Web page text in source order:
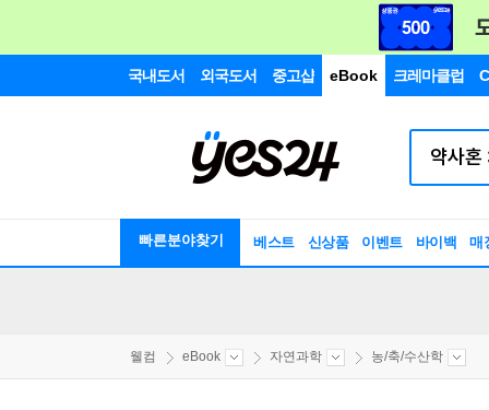
국내도서 외국도서 중고샵 eBook 크레마클럽
빠른분야찾기 베스트 신상품 이벤트 바이백 매
웰컴 eBook 자연과학 농/축/수산학